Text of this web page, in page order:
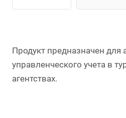
Продукт предназначен для
управленческого учета в
агентствах.